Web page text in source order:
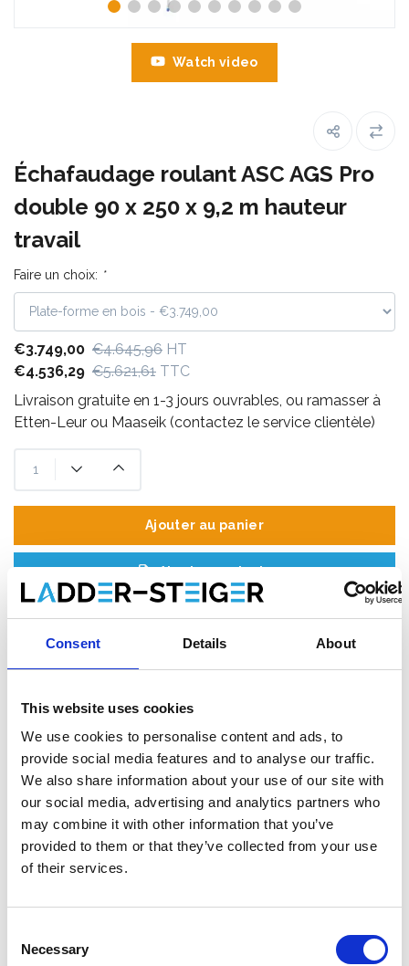
Consent Details About
This website uses cookies
We use cookies to personalise content and ads, to
provide social media features and to analyse our traffic.
We also share information about your use of our site with
our social media, advertising and analytics partners who
may combine it with other information that you’ve
provided to them or that they’ve collected from your use
of their services.
Selection
Necessary
Watch video
Échafaudage roulant ASC AGS Pro
double 90 x 250 x 9,2 m hauteur
travail
Faire un choix: *
€3.749,00 €4.645,96 HT
€4.536,29 €5.621,61 TTC
Livraison gratuite en 1-3 jours ouvrables, ou ramasser à
Etten-Leur ou Maaseik (contactez le service clientèle)
Ajouter au panier
Ajouter au devis
Enregistrer comme favori
Informations sur le produit Produits similaires
Description
L'échafaudage roulant ASC AGS (Advantaged Guardrail
System)répond à la nouvelle norme. Depuis le 1er janvier 2018,
il est obligatoire de toujours disposer d'une main courante